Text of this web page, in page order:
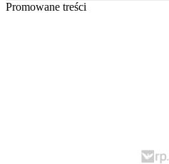
Promowane treści